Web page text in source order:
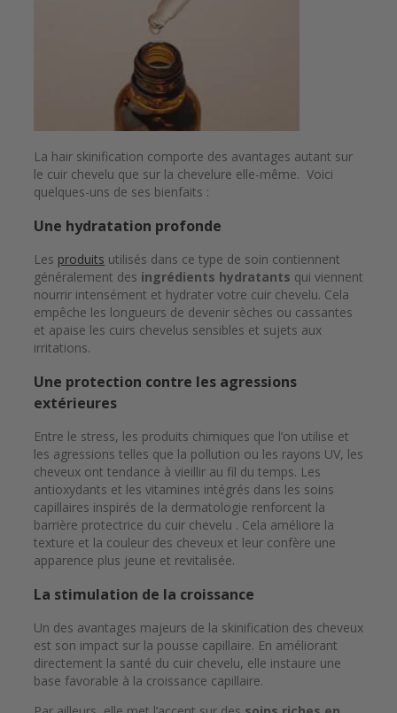
La hair skinification comporte des avantages autant sur
le cuir chevelu que sur la chevelure elle-même. Voici
quelques-uns de ses bienfaits :
Une hydratation profonde
Les produits utilisés dans ce type de soin contiennent
généralement des ingrédients hydratants qui viennent
nourrir intensément et hydrater votre cuir chevelu. Cela
empêche les longueurs de devenir sèches ou cassantes
et apaise les cuirs chevelus sensibles et sujets aux
irritations.
Une protection contre les agressions
extérieures
Entre le stress, les produits chimiques que l’on utilise et
les agressions telles que la pollution ou les rayons UV, les
cheveux ont tendance à vieillir au fil du temps. Les
antioxydants et les vitamines intégrés dans les soins
capillaires inspirés de la dermatologie renforcent la
barrière protectrice du cuir chevelu . Cela améliore la
texture et la couleur des cheveux et leur confère une
apparence plus jeune et revitalisée.
La stimulation de la croissance
Un des avantages majeurs de la skinification des cheveux
est son impact sur la pousse capillaire. En améliorant
directement la santé du cuir chevelu, elle instaure une
base favorable à la croissance capillaire.